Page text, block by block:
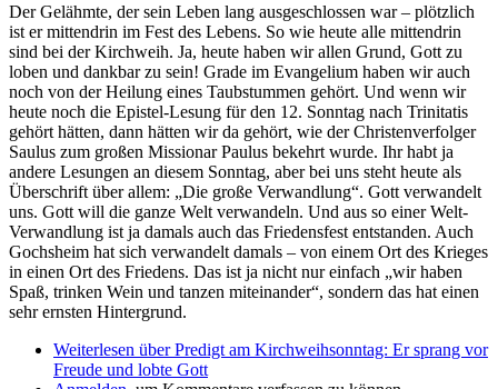
Der Gelähmte, der sein Leben lang ausgeschlossen war – plötzlich
ist er mittendrin im Fest des Lebens. So wie heute alle mittendrin
sind bei der Kirchweih. Ja, heute haben wir allen Grund, Gott zu
loben und dankbar zu sein! Grade im Evangelium haben wir auch
noch von der Heilung eines Taubstummen gehört. Und wenn wir
heute noch die Epistel-Lesung für den 12. Sonntag nach Trinitatis
gehört hätten, dann hätten wir da gehört, wie der Christenverfolger
Saulus zum großen Missionar Paulus bekehrt wurde. Ihr habt ja
andere Lesungen an diesem Sonntag, aber bei uns steht heute als
Überschrift über allem: „Die große Verwandlung“. Gott verwandelt
uns. Gott will die ganze Welt verwandeln. Und aus so einer Welt-
Verwandlung ist ja damals auch das Friedensfest entstanden. Auch
Gochsheim hat sich verwandelt damals – von einem Ort des Krieges
in einen Ort des Friedens. Das ist ja nicht nur einfach „wir haben
Spaß, trinken Wein und tanzen miteinander“, sondern das hat einen
sehr ernsten Hintergrund.
Weiterlesen über Predigt am Kirchweihsonntag: Er sprang vor
Freude und lobte Gott